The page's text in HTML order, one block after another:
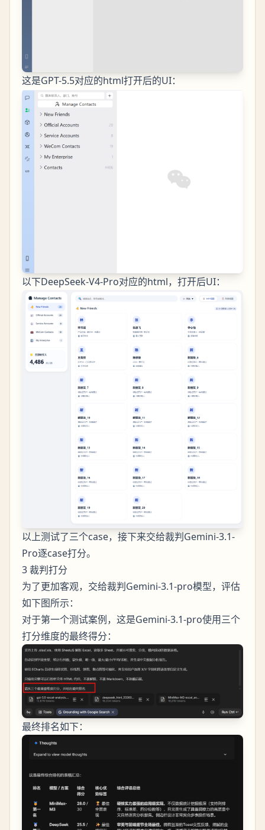
这是GPT-5.5对应的html打开后的UI：
以下DeepSeek-V4-Pro对应的html，打开后UI：
以上测试了三个case，接下来交给裁判Gemini-3.1-
Pro逐case打分。
3 裁判打分
为了更加客观，交给裁判Gemini-3.1-pro模型，评估
如下图所示：
对于第一个测试案例，这是Gemini-3.1-pro使用三个
打分维度的最终得分：
最终排名如下：